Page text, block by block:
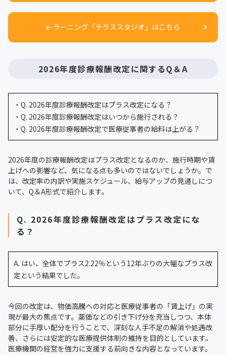
e-ラーニング「テラススタジオ」はこちら
2026年度診療報酬改定に関するQ＆A
・Q. 2026年度診療報酬改定はプラス改定になる？
・Q. 2026年度診療報酬改定はいつから施行される？
・Q. 2026年度診療報酬改定で医療従事者の給料は上がる？
2026年度の診療報酬改定はプラス改定となるのか、施行時期や賃
上げへの影響など、気になる点も多いのではないでしょうか。で
は、改定率の内訳や実施スケジュール、給与アップの見通しにつ
いて、Q＆A形式で紹介します。
Q. 2026年度診療報酬改定はプラス改定にな
る？
A. はい、全体でプラス2.22％という12年ぶりの大幅なプラス改
定という結果でした。
今回の改定は、物価高騰への対応と医療従事者の「賃上げ」の実
現が最大の焦点です。薬価などの引き下げ分を充当しつつ、本体
部分に手厚い配分を行うことで、深刻な人手不足の解消や処遇改
善、さらには安定的な医療提供体制の維持を目的としています。
医療機関の経営を強力に支援する前向きな内容となっています。